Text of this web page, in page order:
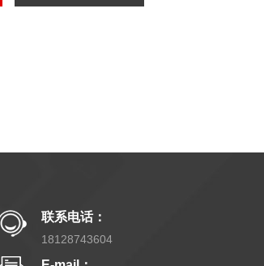
联系电话：
18128743604